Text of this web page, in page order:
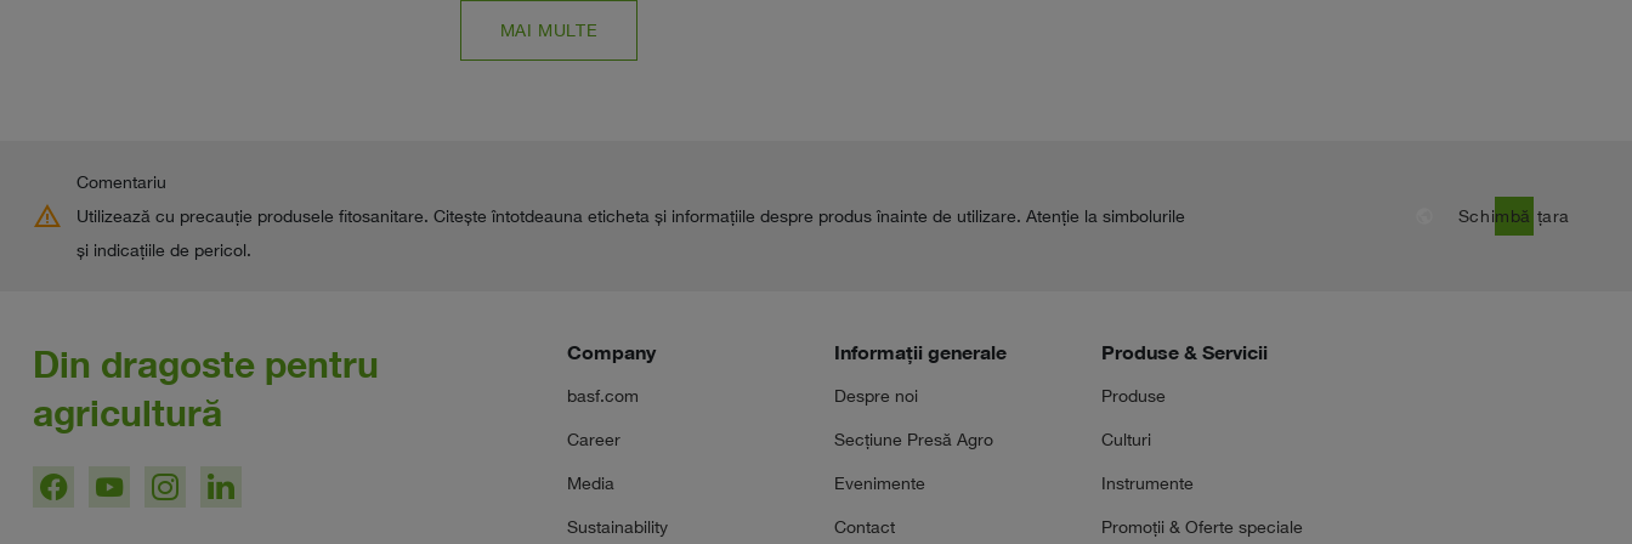
MAI MULTE
warning
Comentariu
Utilizează cu precauţie produsele fitosanitare. Citește întotdeauna eticheta şi informaţiile despre produs înainte de utilizare. Atenţie la simbolurile
şi indicaţiile de pericol.
Schimbă țara
Din dragoste pentru
agricultură
Company
basf.com
Career
Media
Sustainability
Informații generale
Despre noi
Secțiune Presă Agro
Evenimente
Contact
Produse & Servicii
Produse
Culturi
Instrumente
Promoții & Oferte speciale